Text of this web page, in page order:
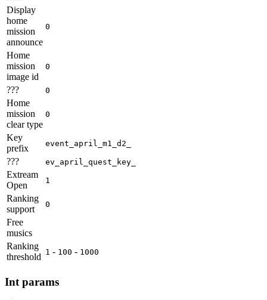
Display
home
mission
announce
0
Home
mission
image id
0
??? 0
Home
mission
clear type
0
Key
prefix
event_april_m1_d2_
??? ev_april_quest_key_
Extream
Open
1
Ranking
support
0
Free
musics
Ranking
threshold 1 - 100 - 1000
Int params